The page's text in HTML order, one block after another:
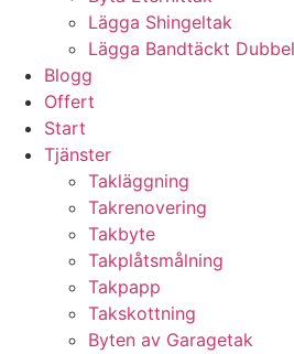
Lägga Shingeltak
Lägga Bandtäckt
Blogg
Offert
Start
Tjänster
Takläggning
Takrenovering
Takbyte
Takplåtsmålning
Takpapp
Takskottning
Byten av Garagetak